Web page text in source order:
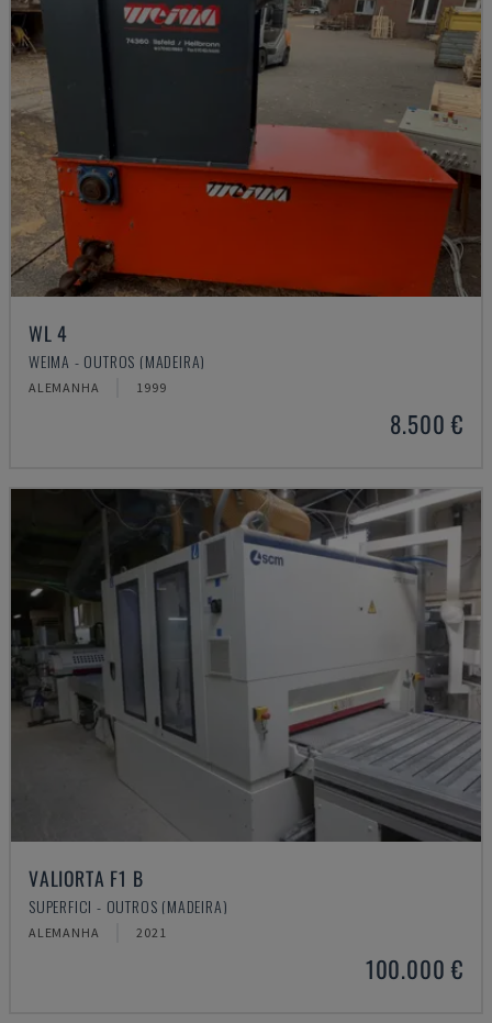
WL 4
WEIMA - OUTROS (MADEIRA)
ALEMANHA 1999
8.500 €
VALIORTA F1 B
SUPERFICI - OUTROS (MADEIRA)
ALEMANHA 2021
100.000 €